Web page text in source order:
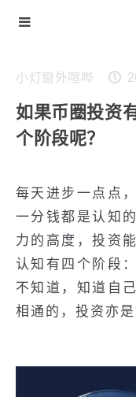
小灯窗外喧哗
如果币圈投资
个阶段呢？
每天进步一点点
一分钱都是认知
力的高度，投资
认知有四个阶段
不知道，知道自
相通的，投资亦是